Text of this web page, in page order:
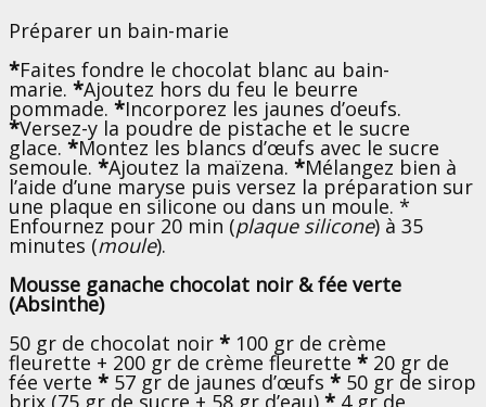
Préparer un bain-marie
*Faites fondre le chocolat blanc au bain-
marie. *Ajoutez hors du feu le beurre
pommade. *Incorporez les jaunes d’oeufs.
*Versez-y la poudre de pistache et le sucre
glace. *Montez les blancs d’œufs avec le sucre
semoule. *Ajoutez la maïzena. *Mélangez bien à
l’aide d’une maryse puis versez la préparation sur
une plaque en silicone ou dans un moule. *
Enfournez pour 20 min (plaque silicone) à 35
minutes (moule).
Mousse ganache chocolat noir & fée verte
(Absinthe)
50 gr de chocolat noir * 100 gr de crème
fleurette + 200 gr de crème fleurette * 20 gr de
fée verte * 57 gr de jaunes d’œufs * 50 gr de sirop
brix (75 gr de sucre + 58 gr d’eau) * 4 gr de